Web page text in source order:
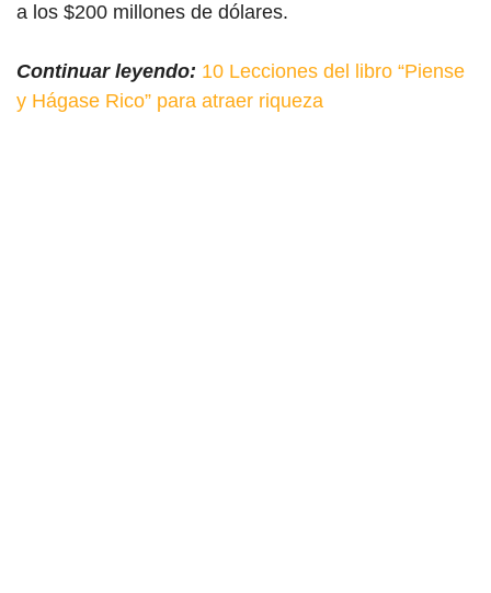
a los $200 millones de dólares.
Continuar leyendo: 10 Lecciones del libro “Piense
y Hágase Rico” para atraer riqueza